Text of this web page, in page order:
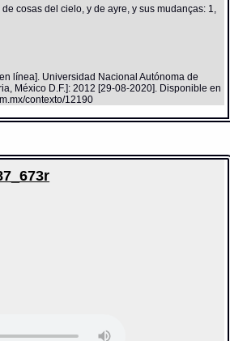
cosas del cielo, y de ayre, y sus mudanças: 1,
línea]. Universidad Nacional Autónoma de
México D.F.]: 2012 [29-08-2020]. Disponible en
contexto/12190